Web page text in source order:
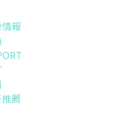
報
薦